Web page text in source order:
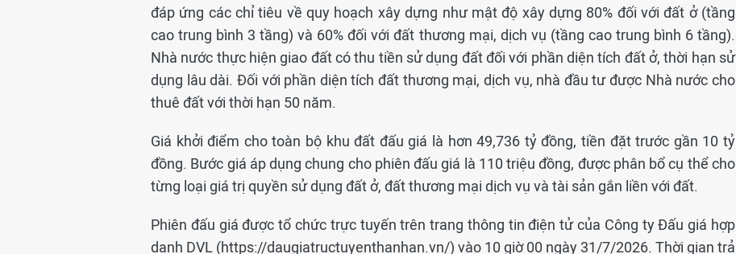
đáp ứng các chỉ tiêu về quy hoạch xây dựng như mật độ xây dựng 80% đối với đất ở (tầng
cao trung bình 3 tầng) và 60% đối với đất thương mại, dịch vụ (tầng cao trung bình 6 tầng).
Nhà nước thực hiện giao đất có thu tiền sử dụng đất đối với phần diện tích đất ở, thời hạn sử
dụng lâu dài. Đối với phần diện tích đất thương mại, dịch vụ, nhà đầu tư được Nhà nước cho
thuê đất với thời hạn 50 năm.
Giá khởi điểm cho toàn bộ khu đất đấu giá là hơn 49,736 tỷ đồng, tiền đặt trước gần 10 tỷ
đồng. Bước giá áp dụng chung cho phiên đấu giá là 110 triệu đồng, được phân bổ cụ thể cho
từng loại giá trị quyền sử dụng đất ở, đất thương mại dịch vụ và tài sản gắn liền với đất.
Phiên đấu giá được tổ chức trực tuyến trên trang thông tin điện tử của Công ty Đấu giá hợp
danh DVL (https://daugiatructuyenthanhan.vn/) vào 10 giờ 00 ngày 31/7/2026. Thời gian trả